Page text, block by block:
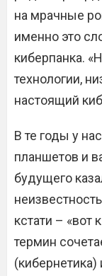
на мрачные
именно это
киберпанка.
технологии,
настоящий
В те годы у
планшетов и
будущего
кстати – «вот
термин
(кибернетика)